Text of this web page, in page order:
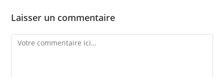
Laisser un commentaire
Comment